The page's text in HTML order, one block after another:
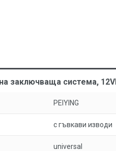
заключваща система,
PEIYING
с гъвкави изводи
universal